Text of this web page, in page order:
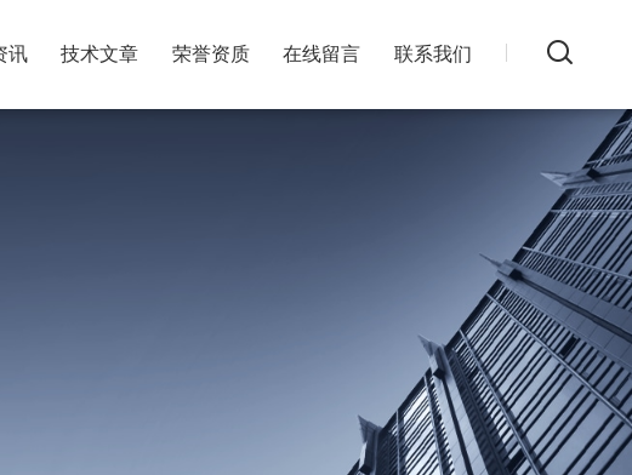
讯 技术文章 荣誉资质 在线留言 联系我们